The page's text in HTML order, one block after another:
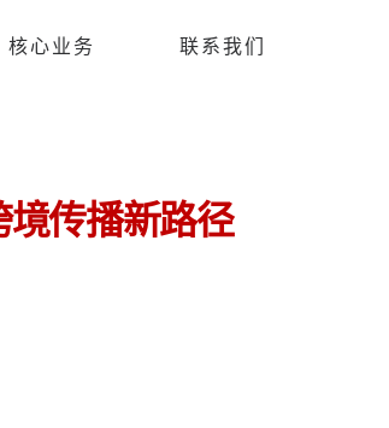
核心业务 联系我们
传播新路径